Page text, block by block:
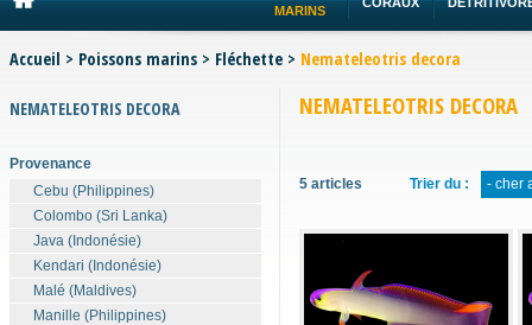
Accueil > Poissons marins > Fléchette > Nemateleotris decora
NEMATELEOTRIS DECORA
5 articles Trier du : - cher
NEMATELEOTRIS DECORA
Provenance
Cebu (Philippines)
Colombo (Sri Lanka)
Java (Indonésie)
Kendari (Indonésie)
Malé (Maldives)
Manille (Philippines)
MARINS